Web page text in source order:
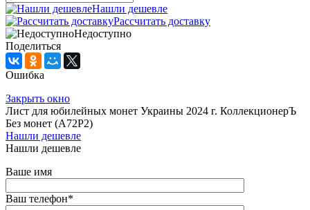
Нашли дешевле
Рассчитать доставку
Недоступно
Поделиться
Ошибка
Закрыть окно
Лист для юбилейных монет Украины 2024 г. КоллекционерЪ
Без монет (А72Р2)
Нашли дешевле
Нашли дешевле
Ваше имя
Ваш телефон*